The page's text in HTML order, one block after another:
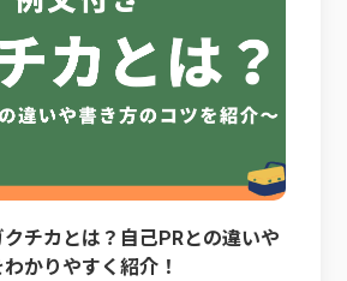
クチカとは？自己PRとの違いや
かりやすく紹介！